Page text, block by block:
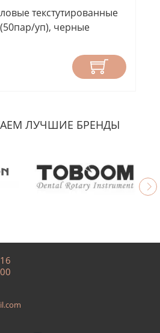
текстутированные
(50пар/уп), черные
ЛУЧШИЕ БРЕНДЫ